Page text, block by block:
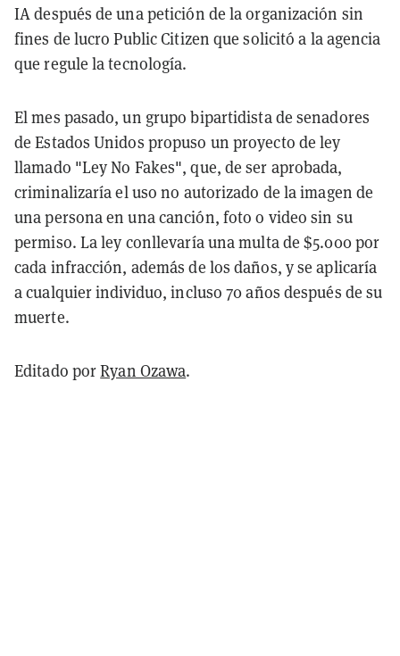
IA después de una petición de la organización sin
fines de lucro Public Citizen que solicitó a la agencia
que regule la tecnología.
El mes pasado, un grupo bipartidista de senadores
de Estados Unidos propuso un proyecto de ley
llamado "Ley No Fakes", que, de ser aprobada,
criminalizaría el uso no autorizado de la imagen de
una persona en una canción, foto o video sin su
permiso. La ley conllevaría una multa de $5.000 por
cada infracción, además de los daños, y se aplicaría
a cualquier individuo, incluso 70 años después de su
muerte.
Editado porRyan Ozawa.